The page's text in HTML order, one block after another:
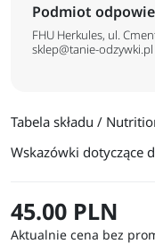
Podmiot
FHU Herkules, ul.
sklep@tanie-odzywki.pl
Tabela składu /
Wskazówki dotyczące
45.00 PLN
Aktualnie cena bez